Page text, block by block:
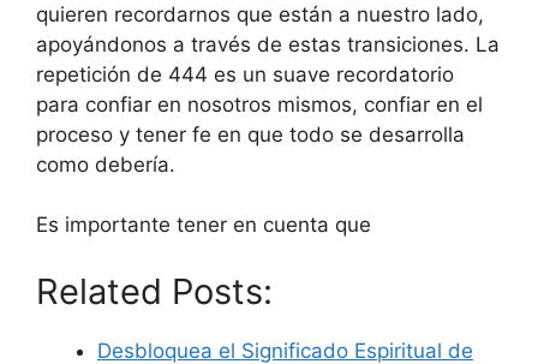
quieren recordarnos que están a nuestro lado,
apoyándonos a través de estas transiciones. La
repetición de 444 es un suave recordatorio
para confiar en nosotros mismos, confiar en el
proceso y tener fe en que todo se desarrolla
como debería.
Es importante tener en cuenta que
Related Posts:
Desbloquea el Significado Espiritual de